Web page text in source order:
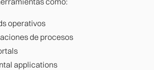
operativos
de procesos
applications